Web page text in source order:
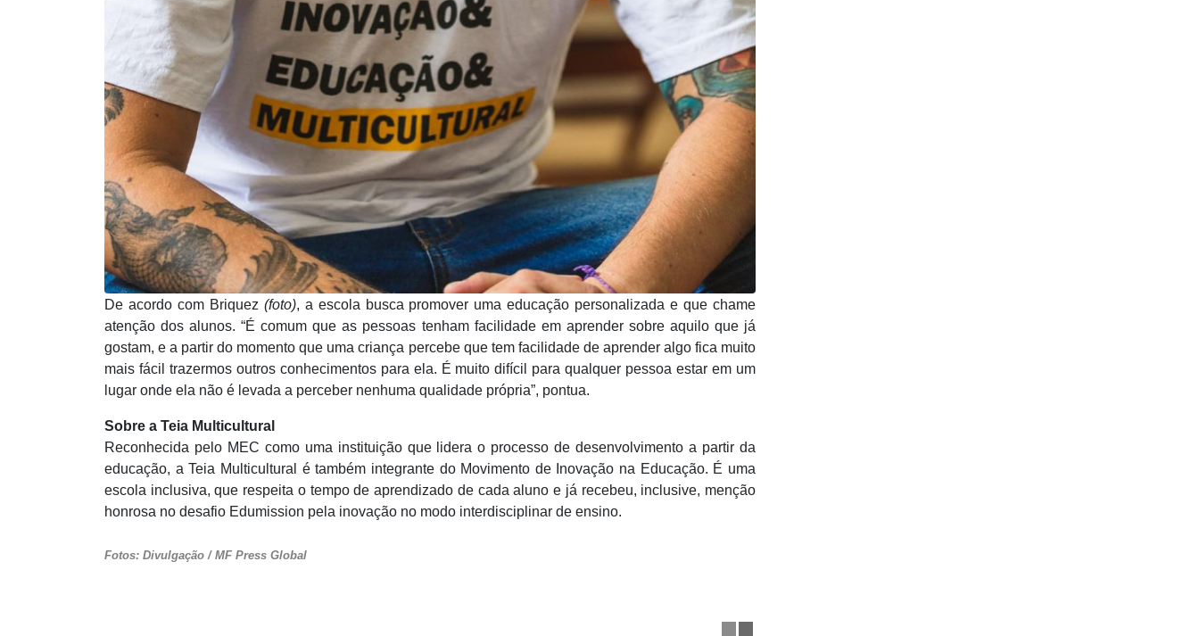
De acordo com Briquez (foto), a escola busca promover uma educação personalizada e que chame
atenção dos alunos. “É comum que as pessoas tenham facilidade em aprender sobre aquilo que já
gostam, e a partir do momento que uma criança percebe que tem facilidade de aprender algo fica muito
mais fácil trazermos outros conhecimentos para ela. É muito difícil para qualquer pessoa estar em um
lugar onde ela não é levada a perceber nenhuma qualidade própria”, pontua.
Sobre a Teia Multicultural
Reconhecida pelo MEC como uma instituição que lidera o processo de desenvolvimento a partir da
educação, a Teia Multicultural é também integrante do Movimento de Inovação na Educação. É uma
escola inclusiva, que respeita o tempo de aprendizado de cada aluno e já recebeu, inclusive, menção
honrosa no desafio Edumission pela inovação no modo interdisciplinar de ensino.
Fotos: Divulgação / MF Press Global